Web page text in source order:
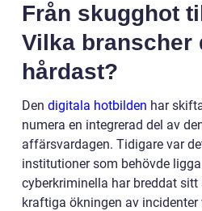
Från skugghot
Vilka branscher
hårdast?
Den digitala hotbilden har
numera en integrerad del av
affärsvardagen. Tidigare var
institutioner som behövde
cyberkriminella har breddat sitt
kraftiga ökningen av